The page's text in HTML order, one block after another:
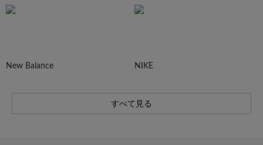
New Balance NIKE
すべて見る